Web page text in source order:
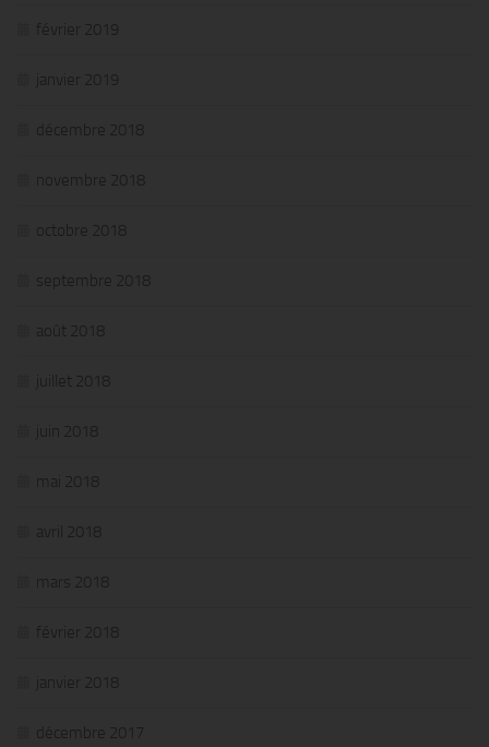
février 2019
janvier 2019
décembre 2018
novembre 2018
octobre 2018
septembre 2018
août 2018
juillet 2018
juin 2018
mai 2018
avril 2018
mars 2018
février 2018
janvier 2018
décembre 2017